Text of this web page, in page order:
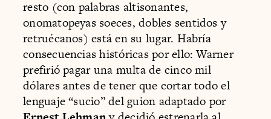
resto (con palabras altisonantes,
onomatopeyas soeces, dobles sentidos y
retruécanos) está en su lugar. Habría
consecuencias históricas por ello: Warner
prefirió pagar una multa de cinco mil
dólares antes de tener que cortar todo el
lenguaje “sucio” del guion adaptado por